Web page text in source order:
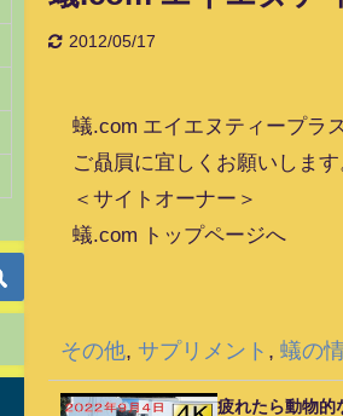
2012/05/17
蟻.com エイエヌティープラ
ご贔屓に宜しくお願いします
＜サイトオーナー＞
蟻.com トップページへ
その他,サプリメント ,蟻の
疲れたら動物的